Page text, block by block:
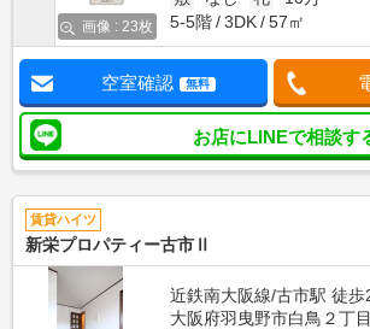
画像 : 23枚
5-5階
3DK 57㎡
空室確認 無料
お店にLINEで相談す
賃貸ハイツ
新栄プロパティー古市Ⅱ
近鉄南大阪線/古市駅 徒歩
大阪府羽曳野市白鳥２丁目